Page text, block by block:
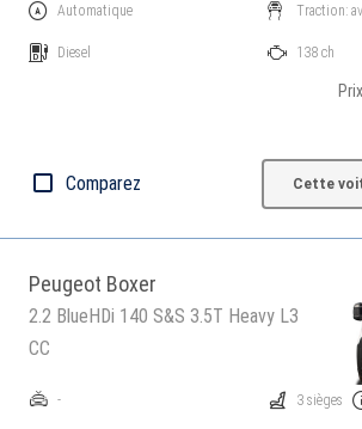
Automatique
Diesel
Traction:
138 ch
Comparez Cette
Peugeot Boxer
2.2 BlueHDi 140 S&S 3.5T Heavy L3
CC
- 3 sièges